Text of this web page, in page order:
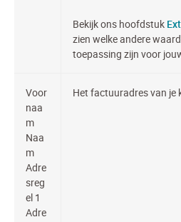
Bekijk ons hoofdstuk
zien welke andere
toepassing zijn voor
Voor
naa
m
Naa
m
Adre
sreg
el 1
Adre
Het factuuradres van je